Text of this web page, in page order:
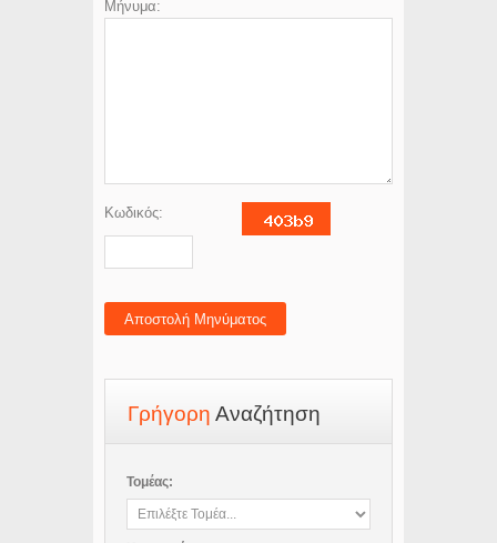
Μήνυμα:
Κωδικός:
Αποστολή Μηνύματος
ΓρήγορηΑναζήτηση
Τομέας: